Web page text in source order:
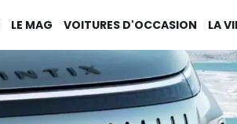
LE MAG VOITURES D'OCCASION LA